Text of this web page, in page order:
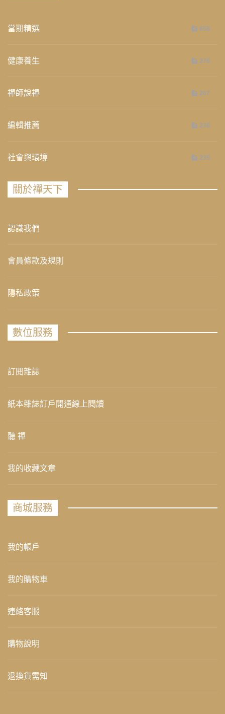
當期精選 658
健康養生 276
禪師說禪 267
編輯推薦 236
社會與環境 235
關於禪天下
認識我們
會員條款及規則
隱私政策
數位服務
訂閱雜誌
紙本雜誌訂戶開通線上閱讀
聽 禪
我的收藏文章
商城服務
我的帳戶
我的購物車
連絡客服
購物說明
退換貨需知